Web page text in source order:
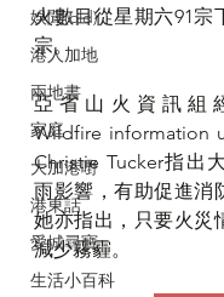
娛聞(old)
港人加地
兩地書
家庭
大加港嘢
港東話
愛城尋寶
生活小百科
火數目從星期六91宗
宗。
亞省山火資訊組
Wildfire information
Christie Tucker指出
雨影響，有助促進消
她亦指出，只要火災
減少霧霾。